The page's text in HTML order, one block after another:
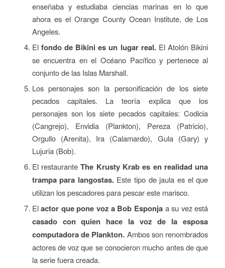
enseñaba y estudiaba ciencias marinas en lo que
ahora es el Orange County Ocean Institute, de Los
Angeles.
El fondo de Bikini es un lugar real.El Atolón Bikini
se encuentra en el Océano Pacífico y pertenece al
conjunto de las Islas Marshall.
Los personajes son la personificación de los siete
pecados capitales. La teoría explica que los
personajes son los siete pecados capitales: Codicia
(Cangrejo), Envidia (Plankton), Pereza (Patricio),
Orgullo (Arenita), Ira (Calamardo), Gula (Gary) y
Lujuria (Bob).
El restauranteThe Krusty Krab es en realidad una
trampa para langostas.Este tipo de jaula es el que
utilizan los pescadores para pescar este marisco.
Elactor que pone voz a Bob Esponjaa su vez está
casado con quien hace la voz de la esposa
computadora de Plankton. Ambos son renombrados
actores de voz que se conocieron mucho antes de que
la serie fuera creada.